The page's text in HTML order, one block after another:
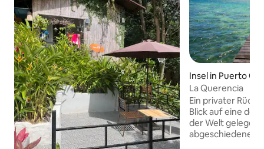
Insel in Puerto
La Querencia
Ein privater Rückzugsort.
Blick auf eine der
der Welt gelegen,
abgeschiedene